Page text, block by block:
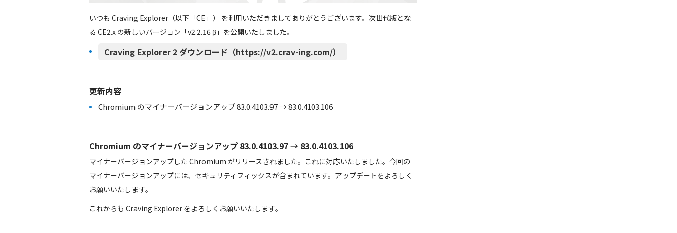
いつも Craving Explorer（以下「CE」） を利用いただきましてありがとうございます。次世代版とな
る CE2.x の新しいバージョン「v2.2.16 β」を公開いたしました。
Craving Explorer 2 ダウンロード（https://v2.crav-ing.com/）
更新内容
Chromium のマイナーバージョンアップ 83.0.4103.97 → 83.0.4103.106
Chromium のマイナーバージョンアップ 83.0.4103.97 → 83.0.4103.106
マイナーバージョンアップした Chromium がリリースされました。これに対応いたしました。今回の
マイナーバージョンアップには、セキュリティフィックスが含まれています。アップデートをよろしく
お願いいたします。
これからも Craving Explorer をよろしくお願いいたします。